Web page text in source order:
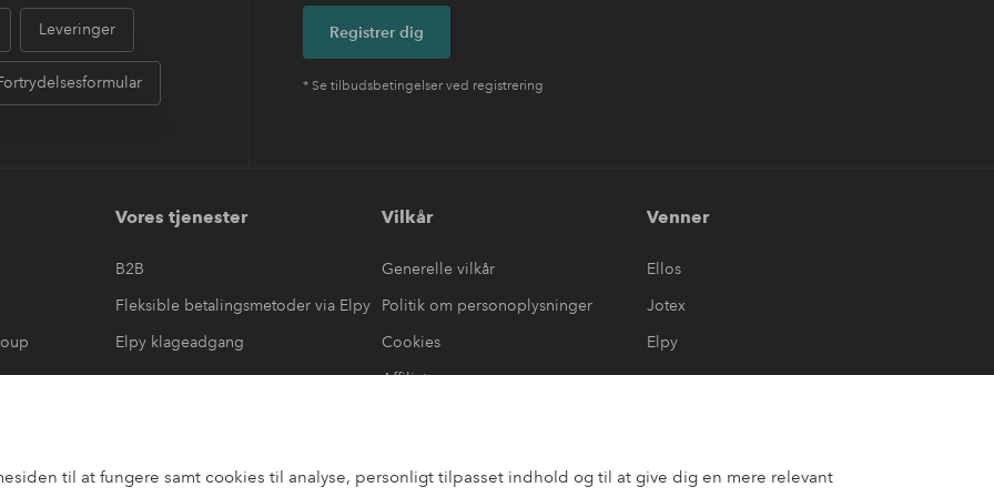
til at fungere samt cookies til analyse, personligt tilpasset indhold og til at give dig en mere relevant
Leveringer Registrer dig
* Se tilbudsbetingelser ved registrering
Vores tjenester
B2B
Fleksible betalingsmetoder via Elpy
Elpy klageadgang
Vilkår
Generelle vilkår
Politik om personoplysninger
Cookies
Affiliate
Venner
Ellos
Jotex
Elpy